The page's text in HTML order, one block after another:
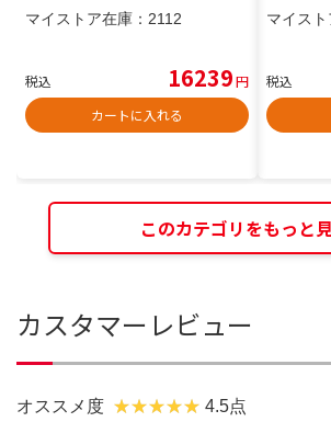
マイストア在庫： 2112
税込 16239円
カートに入れる
マイスト
税込
このカテゴリをもっと
カスタマーレビュー
オススメ度 4.5点